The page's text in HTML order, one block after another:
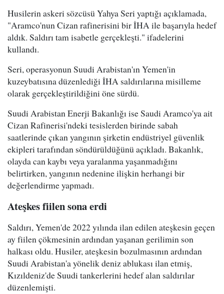
Husilerin askeri sözcüsü Yahya Seri yaptığı açıklamada,
"Aramco'nun Cizan rafinerisini bir İHA ile başarıyla hedef
aldık. Saldırı tam isabetle gerçekleşti." ifadelerini
kullandı.
Seri, operasyonun Suudi Arabistan'ın Yemen'in
kuzeybatısına düzenlediği İHA saldırılarına misilleme
olarak gerçekleştirildiğini öne sürdü.
Suudi Arabistan Enerji Bakanlığı ise Saudi Aramco'ya ait
Cizan Rafinerisi'ndeki tesislerden birinde sabah
saatlerinde çıkan yangının şirketin endüstriyel güvenlik
ekipleri tarafından söndürüldüğünü açıkladı. Bakanlık,
olayda can kaybı veya yaralanma yaşanmadığını
belirtirken, yangının nedenine ilişkin herhangi bir
değerlendirme yapmadı.
Ateşkes fiilen sona erdi
Saldırı, Yemen'de 2022 yılında ilan edilen ateşkesin geçen
ay fiilen çökmesinin ardından yaşanan gerilimin son
halkası oldu. Husiler, ateşkesin bozulmasının ardından
Suudi Arabistan'a yönelik deniz ablukası ilan etmiş,
Kızıldeniz'de Suudi tankerlerini hedef alan saldırılar
düzenlemişti.